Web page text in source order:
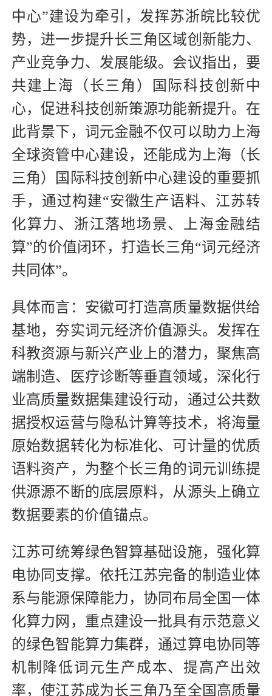
中心”建设为牵引，发挥苏浙皖比较优
势，进一步提升长三角区域创新能力、
产业竞争力、发展能级。会议指出，要
共建上海（长三角）国际科技创新中
心，促进科技创新策源功能新提升。在
此背景下，词元金融不仅可以助力上海
全球资管中心建设，还能成为上海（长
三角）国际科技创新中心建设的重要抓
手，通过构建“安徽生产语料、江苏转
化算力、浙江落地场景、上海金融结
算”的价值闭环，打造长三角“词元经济
共同体”。
具体而言：安徽可打造高质量数据供给
基地，夯实词元经济价值源头。发挥在
科教资源与新兴产业上的潜力，聚焦高
端制造、医疗诊断等垂直领域，深化行
业高质量数据集建设行动，通过公共数
据授权运营与隐私计算等技术，将海量
原始数据转化为标准化、可计量的优质
语料资产，为整个长三角的词元训练提
供源源不断的底层原料，从源头上确立
数据要素的价值锚点。
江苏可统筹绿色智算基础设施，强化算
电协同支撑。依托江苏完备的制造业体
系与能源保障能力，协同布局全国一体
化算力网，重点建设一批具有示范意义
的绿色智能算力集群，通过算电协同等
机制降低词元生产成本、提高产出效
率，使江苏成为长三角乃至全国高质量